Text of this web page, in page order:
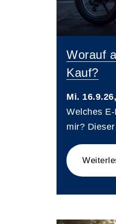
Worauf
Kauf?
Mi.
Welches
mir?